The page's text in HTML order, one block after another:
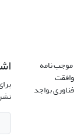
نامه
1399/09/19 با موافقت
بواجد